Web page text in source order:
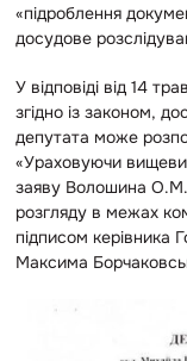
«підроблення
досудове
У відповіді від 14
згідно із законом,
депутата може
«Ураховуючи
заяву Волошина О.М.
розгляду в межах
підписом керівника
Максима